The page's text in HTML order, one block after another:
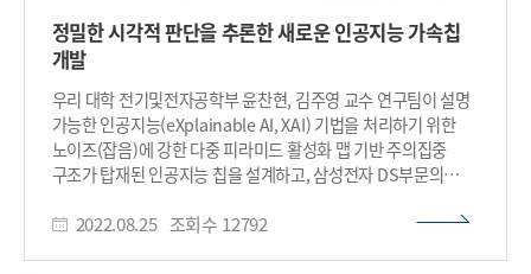
방식으로 설명해주는 기술이다. 예를 들어, 자율주행차가 주행 중
장애물을 발견하여 급정거를 했을 때 왜 그런 판단을 했는지
사람에게 설명할 수 있어야 한다. 그래야 사고 위험을 줄일 수
있고 오작동 시 책임 소재도 가릴 수 있다. 최근 딥러닝
알고리즘의 성능이 향상되고 있지만 아직까지는 사용자들이 내부
로직에 대해 이해할 수 있는 설명을 제공하는 기술까지 적용된
사례는 많지 않다. 앞으로 다양한 산업분야에서 인공지능 기술을
도입함에 따라 적용된 AI기술에 대한 신뢰성과 투명성을
담보하기 위해서 반드시 함께 제공되어야 하는 것이 설명가능
인공지능 기술이라고 볼 수 있다. KAIST 설명가능
정밀한 시각적 판단을 추론한 새로운 인공지능 가속칩
개발
우리 대학 전기및전자공학부 윤찬현, 김주영 교수 연구팀이 설명
가능한 인공지능(eXplainable AI, XAI) 기법을 처리하기 위한
노이즈(잡음)에 강한 다중 피라미드 활성화 맵 기반 주의집중
구조가 탑재된 인공지능 칩을 설계하고, 삼성전자 DS부문의
neuro-Processing Unit)을 개발했다고 24일 밝혔다.
2022.08.25 조회수 12792